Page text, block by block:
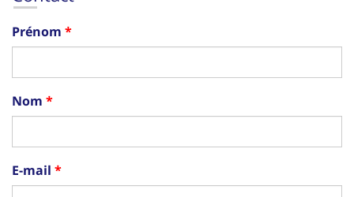
Prénom
Nom
E-mail